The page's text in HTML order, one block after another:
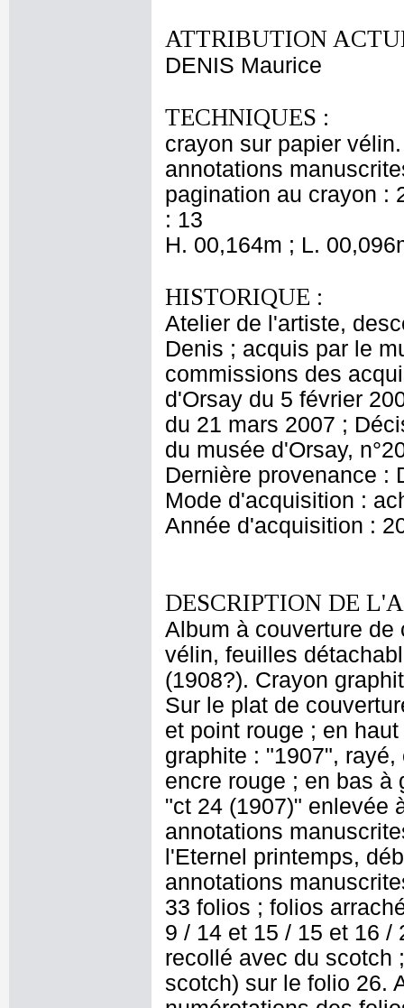
ATTRIBUTION
DENIS Maurice
TECHNIQUES :
crayon sur papier
annotations
pagination au crayon :
: 13
H. 00,164m ; L.
HISTORIQUE :
Atelier de l'artiste,
Denis ; acquis par le
commissions des
d'Orsay du 5 février
du 21 mars 2007 ;
du musée d'Orsay,
Dernière provenance :
Mode d'acquisition :
Année d'acquisition :
DESCRIPTION DE
Album à couverture de
vélin, feuilles
(1908?). Crayon
Sur le plat de
et point rouge ; en
graphite : "1907",
encre rouge ; en bas à
"ct 24 (1907)" enlevée
annotations
l'Eternel printemps,
annotations
33 folios ; folios
9 / 14 et 15 / 15 et 16 /
recollé avec du scotch
scotch) sur le folio 26.